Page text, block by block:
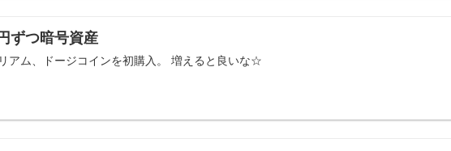
ずつ暗号資産
アム、ドージコインを初購入。 増えると良いな☆